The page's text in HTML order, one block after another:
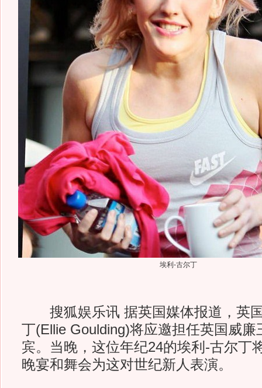
埃利-古尔丁
搜狐娱乐讯 据英国媒体报道，英
丁(Ellie Goulding)将应邀担任英国威廉
宾。当晚，这位年纪24的埃利-古尔丁
晚宴和舞会为这对世纪新人表演。